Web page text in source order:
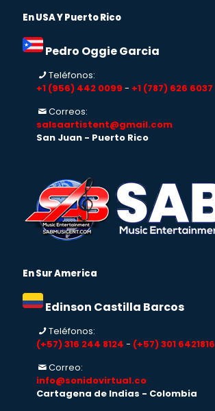
En USA Y Puerto Rico
Pedro Oggie Garcia
Teléfonos:
+1 (956) 442 0099 - +1 (787) 626 6037
Correos:
salsaartistent@gmail.com
San Juan - Puerto Rico
En Sur America
Edinson Castilla Barcos
Teléfonos:
(+57) 316 244 8124 - (+57) 301 6421816
Correo:
info@sonidovirtual.co
Cartagena de Indias - Colombia